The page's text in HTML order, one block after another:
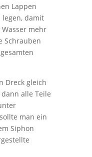
Lappen
legen, damit
mehr
Schrauben
Dreck gleich
alle Teile
man ein
Siphon